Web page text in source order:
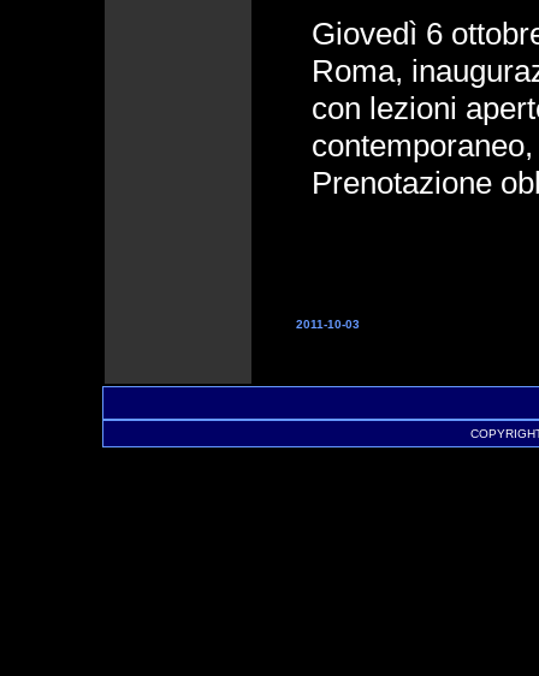
Giovedì 6
Roma,
con lezioni
Prenotazione
2011-10-03